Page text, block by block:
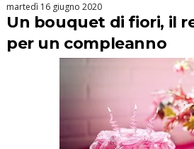
martedì 16 giugno 2020
Un bouquet di fiori, il
per un compleanno